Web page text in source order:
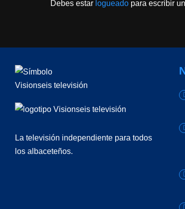
Debes estar logueado para escribir
La televisión independiente para todos
los albaceteños.